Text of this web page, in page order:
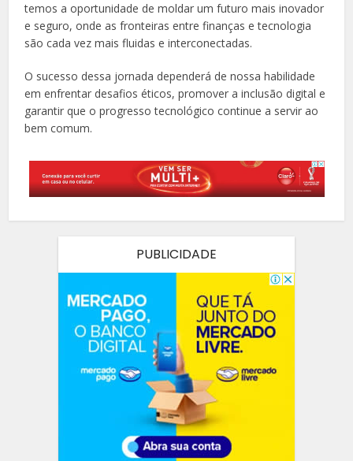
temos a oportunidade de moldar um futuro mais inovador
e seguro, onde as fronteiras entre finanças e tecnologia
são cada vez mais fluidas e interconectadas.
O sucesso dessa jornada dependerá de nossa habilidade
em enfrentar desafios éticos, promover a inclusão digital e
garantir que o progresso tecnológico continue a servir ao
bem comum.
PUBLICIDADE